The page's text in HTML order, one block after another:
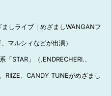
しライブ｜めざましWANGANフ
マルシィなどが出演）
STAR」（.ENDRECHERI.、
RIIZE、CANDY TUNEがめざまし